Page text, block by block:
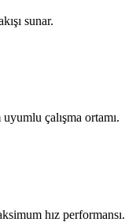
sunar.
çalışma ortamı.
hız performansı.